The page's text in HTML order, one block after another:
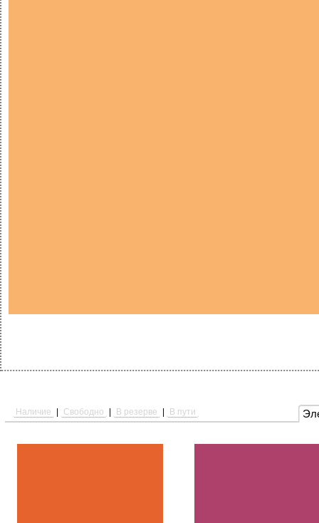
Наличие Свободно В резерве В пути